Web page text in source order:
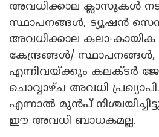
അവധിക്കാല ക്ലാസുകൾ
സ്ഥാപനങ്ങൾ, ട്യൂഷൻ
അവധിക്കാല കലാ-കായിക
കേന്ദ്രങ്ങൾ/
എന്നിവയ്ക്കും കലക്ടർ
ചൊവ്വാഴ്ച അവധി
എന്നാൽ മുൻപ്
ഈ അവധി ബാധകമല്ല.